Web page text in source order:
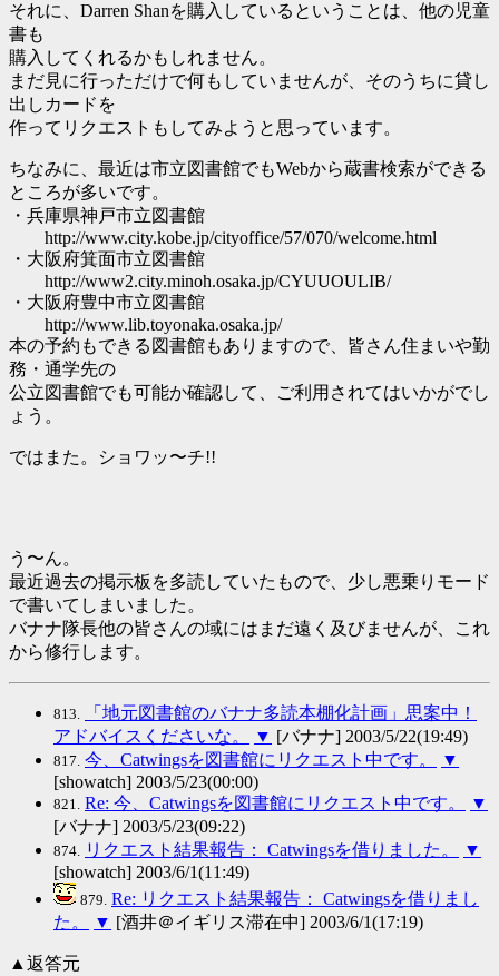
それに、Darren Shanを購入しているということは、他の児童
書も
購入してくれるかもしれません。
まだ見に行っただけで何もしていませんが、そのうちに貸し
出しカードを
作ってリクエストもしてみようと思っています。
ちなみに、最近は市立図書館でもWebから蔵書検索ができる
ところが多いです。
・兵庫県神戸市立図書館
http://www.city.kobe.jp/cityoffice/57/070/welcome.html
・大阪府箕面市立図書館
http://www2.city.minoh.osaka.jp/CYUUOULIB/
・大阪府豊中市立図書館
http://www.lib.toyonaka.osaka.jp/
本の予約もできる図書館もありますので、皆さん住まいや勤
務・通学先の
公立図書館でも可能か確認して、ご利用されてはいかがでし
ょう。
ではまた。ショワッ〜チ!!
う〜ん。
最近過去の掲示板を多読していたもので、少し悪乗りモード
で書いてしまいました。
バナナ隊長他の皆さんの域にはまだ遠く及びませんが、これ
から修行します。
813.
「地元図書館のバナナ多読本棚化計画」思案中！
アドバイスくださいな。
▼ [バナナ] 2003/5/22(19:49)
817. 今、Catwingsを図書館にリクエスト中です。
▼
[showatch] 2003/5/23(00:00)
821. Re: 今、Catwingsを図書館にリクエスト中です。
▼
[バナナ] 2003/5/23(09:22)
874. リクエスト結果報告： Catwingsを借りました。
▼
[showatch] 2003/6/1(11:49)
879. Re: リクエスト結果報告： Catwingsを借りまし
た。
▼ [酒井＠イギリス滞在中] 2003/6/1(17:19)
▲返答元